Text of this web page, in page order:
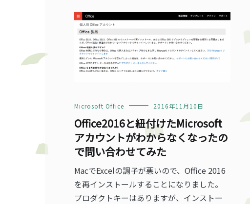
Microsoft Office 2016年11月10日
Office2016と紐付けたMicrosoft
アカウントがわからなくなったの
で問い合わせてみた
MacでExcelの調子が悪いので、Office 2016
を再インストールすることになりました。
プロダクトキーはありますが、インストー